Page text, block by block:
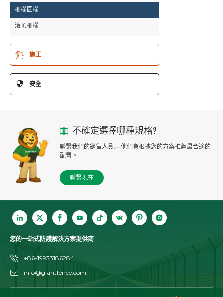
柵欄圍欄
滾頂柵欄
施工
澳大利亞臨時圍欄
加拿大臨時圍欄
邊緣保護圍欄
人群控制障礙
格賓擋土牆
焊接網板
安全
防禦性壁壘
車間安全圍欄
機器防護圍欄
電氣圍欄
倒鉤和剃刀安全配件
不確定選擇哪種規格?
聯繫我們的銷售人員,—他們會根據您的方案推薦最合適的
配置。
聯繫現在
您的一站式防護解決方案提供商
+86-19933186284
info@giantfence.com